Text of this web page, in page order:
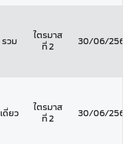
รวม
ไตรมาส
ที่ 2
30/06/2567
เดี่ยว
ไตรมาส
ที่ 2
30/06/2567